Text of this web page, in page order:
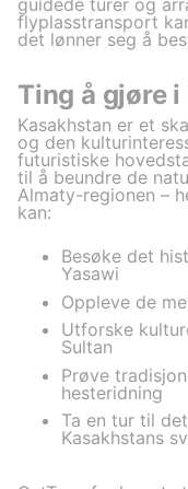
flyplasstransport
det lønner seg å
Ting å gjøre
Kasakhstan er et
og den
futuristiske
til å beundre de
Almaty-regionen –
kan:
Besøke det
Yasawi
Oppleve de
Utforske
Sultan
Prøve
hesteridning
Ta en tur til
Kasakhstans